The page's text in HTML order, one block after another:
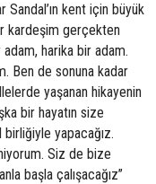
Sandal’ın kent için büyük
kardeşim gerçekten
harika bir adam.
Ben de sonuna kadar
yaşanan hikayenin
bir hayatın size
yapacağız.
Siz de bize
başla çalışacağız”